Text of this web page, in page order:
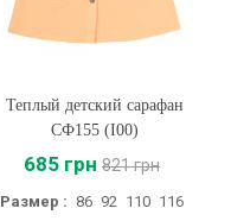
Теплый детский сарафан
СФ155 (I00)
685 грн 821 грн
Размер : 86 92 110 116